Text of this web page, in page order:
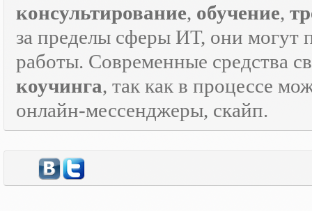
консультирование, обучение,
за пределы сферы ИТ, они могут
работы. Современные средства
коучинга, так как в процессе
онлайн-мессенджеры, скайп.